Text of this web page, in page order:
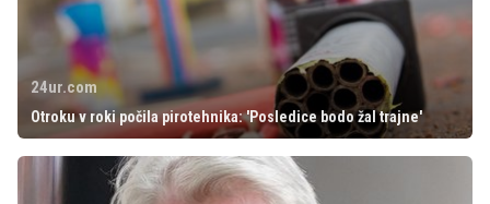
24ur.com
Otroku v roki počila pirotehnika: 'Posledice bodo žal trajne'